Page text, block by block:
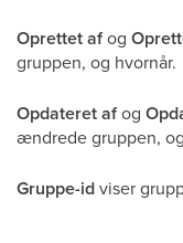
Oprettet afog
gruppen, og hvornår.
Opdateret afog
ændrede gruppen,
Gruppe-idviser